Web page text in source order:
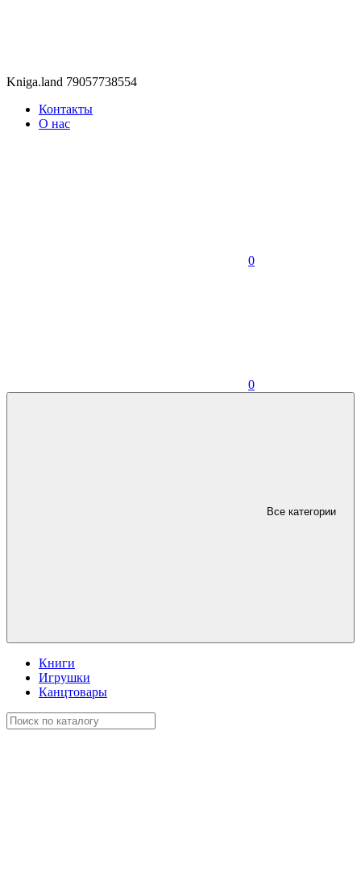
Kniga.land 79057738554
Контакты
О нас
0
0
Все категории
Книги
Игрушки
Канцтовары